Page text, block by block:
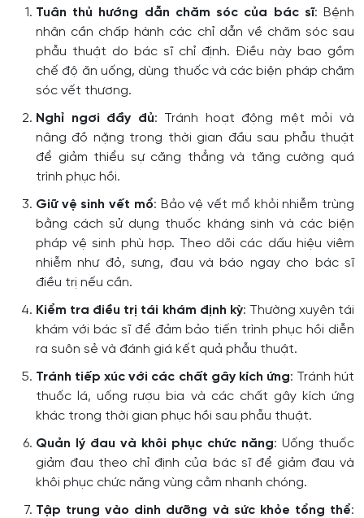
Tuân thủ hướng dẫn chăm sóc của bác sĩ: Bệnh
nhân cần chấp hành các chỉ dẫn về chăm sóc sau
phẫu thuật do bác sĩ chỉ định. Điều này bao gồm
chế độ ăn uống, dùng thuốc và các biện pháp chăm
sóc vết thương.
Nghỉ ngơi đầy đủ: Tránh hoạt động mệt mỏi và
nâng đồ nặng trong thời gian đầu sau phẫu thuật
để giảm thiểu sự căng thẳng và tăng cường quá
trình phục hồi.
Giữ vệ sinh vết mổ: Bảo vệ vết mổ khỏi nhiễm trùng
bằng cách sử dụng thuốc kháng sinh và các biện
pháp vệ sinh phù hợp. Theo dõi các dấu hiệu viêm
nhiễm như đỏ, sưng, đau và báo ngay cho bác sĩ
điều trị nếu cần.
Kiểm tra điều trị tái khám định kỳ: Thường xuyên tái
khám với bác sĩ để đảm bảo tiến trình phục hồi diễn
ra suôn sẻ và đánh giá kết quả phẫu thuật.
Tránh tiếp xúc với các chất gây kích ứng: Tránh hút
thuốc lá, uống rượu bia và các chất gây kích ứng
khác trong thời gian phục hồi sau phẫu thuật.
Quản lý đau và khôi phục chức năng: Uống thuốc
giảm đau theo chỉ định của bác sĩ để giảm đau và
khôi phục chức năng vùng cằm nhanh chóng.
Tập trung vào dinh dưỡng và sức khỏe tổng thể: